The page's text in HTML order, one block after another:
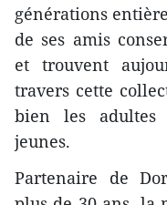
générations
de ses amis
et trouvent
travers cette
bien les adultes
jeunes.
Partenaire de